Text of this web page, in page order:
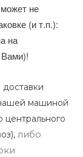
не
(и т.п.):
на
Вами)!
машиной
либо